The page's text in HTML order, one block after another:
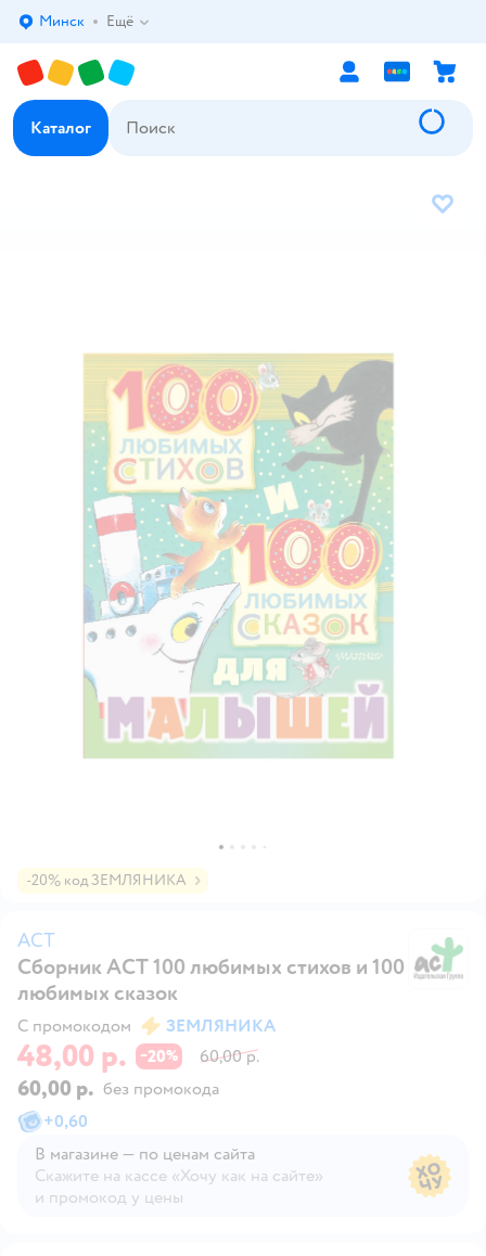
Выбор адреса доставки.
Минск Ещё
Каталог
В
-20% код ЗЕМЛЯНИКА
АСТ
Сборник АСТ 100 любимых стихов и 100
любимых сказок
С промокодом ЗЕМЛЯНИКА
48,00 р. −20% 60,00 р.
60,00 р. без промокода
+0,60
В магазине — по ценам сайта
Скажите на кассе «Хочу как на сайте»
и промокод у цены